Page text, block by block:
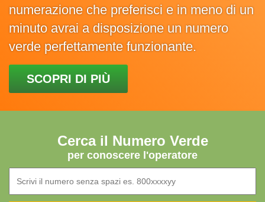
numerazione che preferisci e in meno di un
minuto avrai a disposizione un numero
verde perfettamente funzionante.
SCOPRI DI PIÙ
Cerca il Numero Verde
per conoscere l'operatore